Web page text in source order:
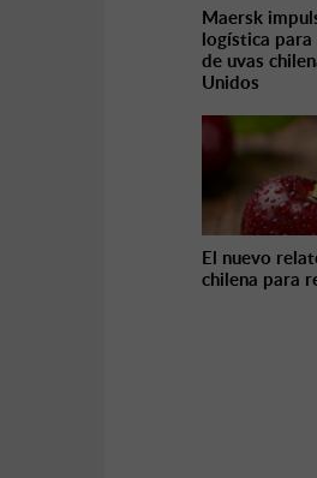
Maersk
logística
de uvas
Unidos
El nuevo
chilena para